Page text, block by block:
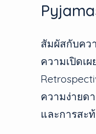
สัมผัสกับคว
ความเปิดเ
ความง่ายด
และการสะ